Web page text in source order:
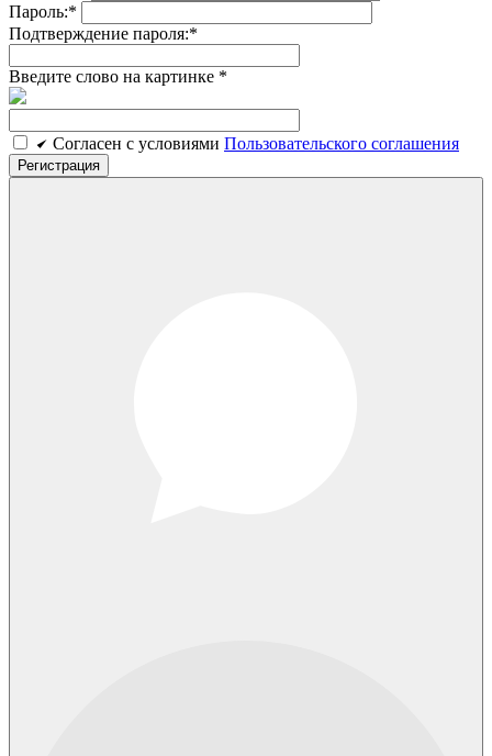
Пароль:*
Подтверждение пароля:*
Введите слово на картинке *
Cогласен c условиями Пользовательского соглашения